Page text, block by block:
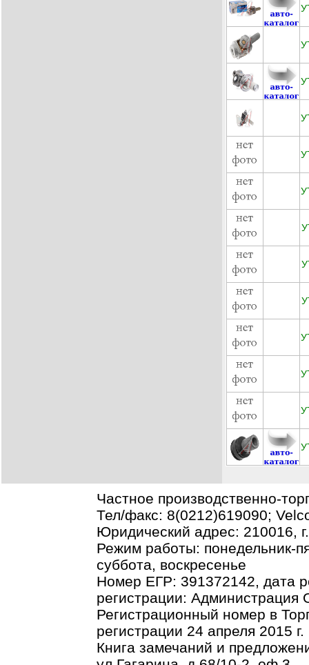
Частное производственно-
Тел/факс: 8(0212)619090;
Юридический адрес: 210016,
Режим работы: понедельник-
суббота, воскресенье
Номер ЕГР: 391372142, дата
регистрации: Администрация
Регистрационный номер в
регистрации 24 апреля 2015 г.
Книга замечаний и